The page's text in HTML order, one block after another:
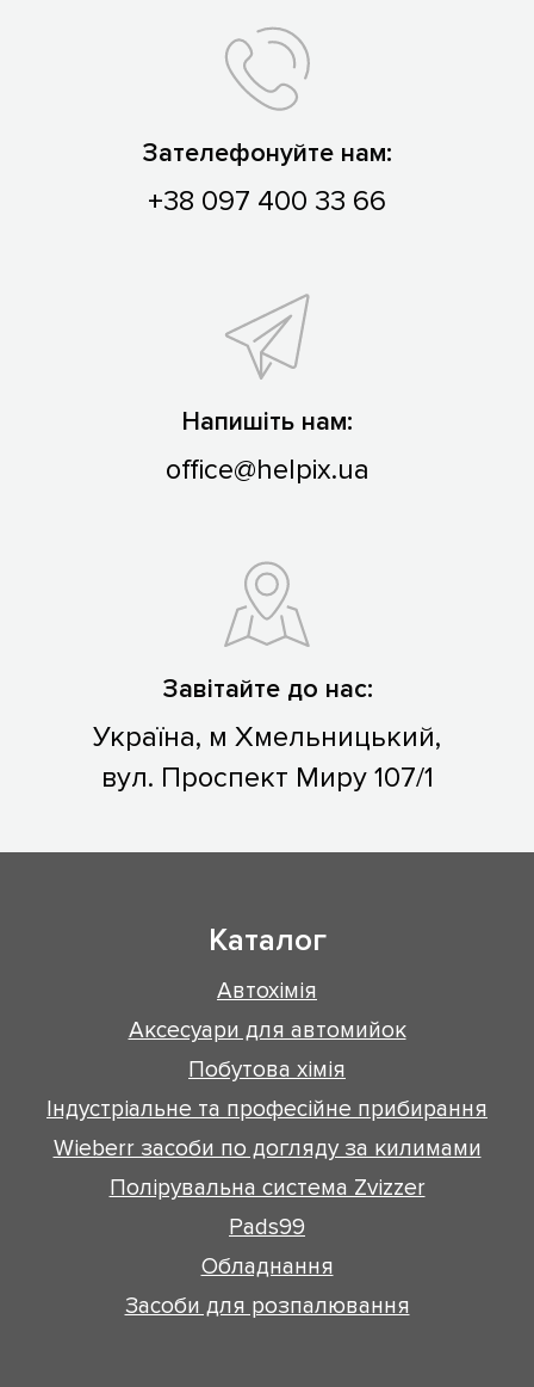
Зателефонуйте нам:
+38 097 400 33 66
Напишіть нам:
office@helpix.ua
Завітайте до нас:
Україна, м Хмельницький,
вул. Проспект Миру 107/1
Каталог
Автохімія
Аксесуари для автомийок
Побутова хімія
Індустріальне та професійне прибирання
Wieberr засоби по догляду за килимами
Полірувальна система Zvizzer
Pads99
Обладнання
Засоби для розпалювання